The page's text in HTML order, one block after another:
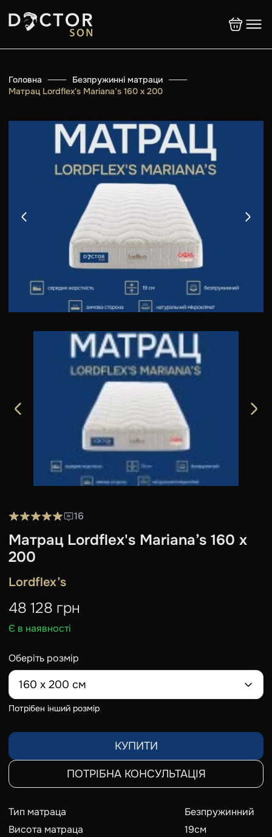
Головна
Безпружинні матраци
Матрац Lordflex's Mariana’s 160 x 200
16
Матрац Lordflex's Mariana’s 160 x
200
Lordflex’s
48 128 грн
Є в наявності
Оберіть розмір
160 x 200 см
Потрібен інший розмір
КУПИТИ
ПОТРІБНА КОНСУЛЬТАЦІЯ
Тип матраца
Безпружинний
Висота матраца
19см